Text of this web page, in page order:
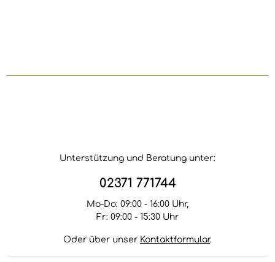
Unterstützung und Beratung unter:
02371 771744
Mo-Do: 09:00 - 16:00 Uhr,
Fr: 09:00 - 15:30 Uhr
Oder über unser Kontaktformular.